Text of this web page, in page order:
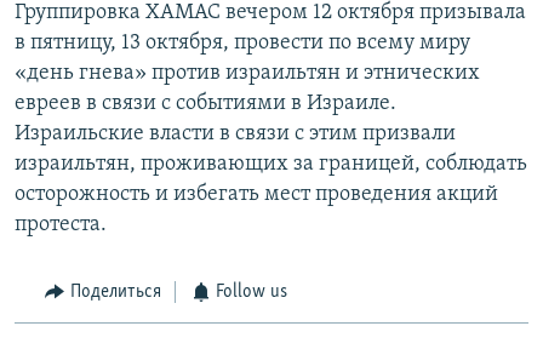
Группировка ХАМАС вечером 12 октября призывала
в пятницу, 13 октября, провести по всему миру
«день гнева» против израильтян и этнических
евреев в связи с событиями в Израиле.
Израильские власти в связи с этим призвали
израильтян, проживающих за границей, соблюдать
осторожность и избегать мест проведения акций
протеста.
Поделиться Follow us